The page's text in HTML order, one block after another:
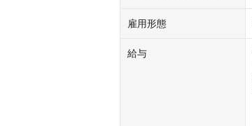
雇用形態
給与